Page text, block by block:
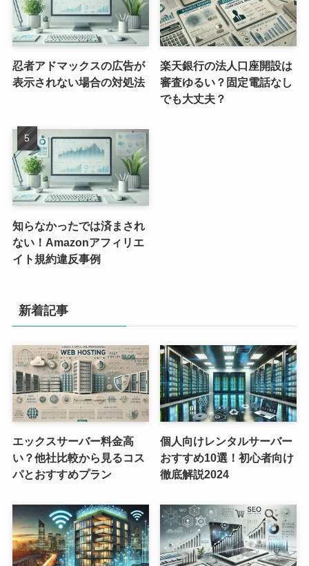
忍者アドマックスの広告が
表示されない場合の対処法
楽天銀行の法人口座開設は
審査ゆるい？固定電話なし
でも大丈夫？
知らなかったでは済まされ
ない！Amazonアフィリエ
イト規約違反事例
新着記事
エックスサーバー料金高
い？他社比較から見るコス
パとおすすめプラン
個人向けレンタルサーバー
おすすめ10選！初心者向け
徹底解説2024